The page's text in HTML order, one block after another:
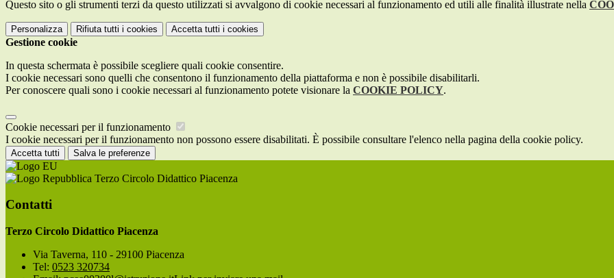
Questo sito o gli strumenti terzi da questo utilizzati si avvalgono di cookie necessari al funzionamento ed utili alle finalità illustrate nella
Personalizza Rifiuta tutti i cookies Accetta tutti i cookies
Gestione cookie
In questa schermata è possibile scegliere quali cookie consentire.
I cookie necessari sono quelli che consentono il funzionamento della piattaforma e non è possibile disabilitarli.
Per conoscere quali sono i cookie necessari al funzionamento potete visionare la COOKIE POLICY.
Cookie necessari per il funzionamento
I cookie necessari per il funzionamento non possono essere disabilitati. È possibile consultare l'elenco nella pagina della cookie policy.
Accetta tutti Salva le preferenze
Terzo Circolo Didattico Piacenza
Contatti
Terzo Circolo Didattico Piacenza
Via Taverna, 110 - 29100 Piacenza
Tel: 0523 320734